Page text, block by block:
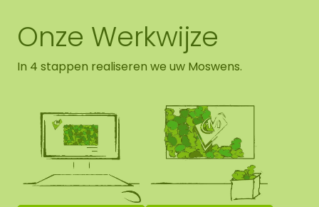
Onze Werkwijze
In 4 stappen realiseren we uw Moswens.